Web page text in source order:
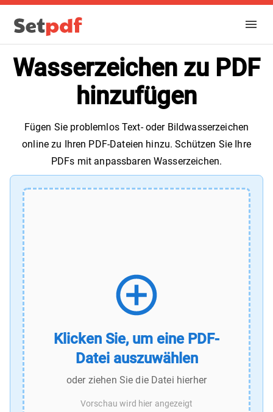
Wasserzeichen zu PDF
hinzufügen
Fügen Sie problemlos Text- oder Bildwasserzeichen
online zu Ihren PDF-Dateien hinzu. Schützen Sie Ihre
PDFs mit anpassbaren Wasserzeichen.
Klicken Sie, um eine PDF-
Datei auszuwählen
oder ziehen Sie die Datei hierher
Vorschau wird hier angezeigt